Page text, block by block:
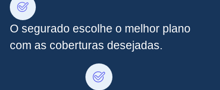
O segurado escolhe o melhor plano
com as coberturas desejadas.